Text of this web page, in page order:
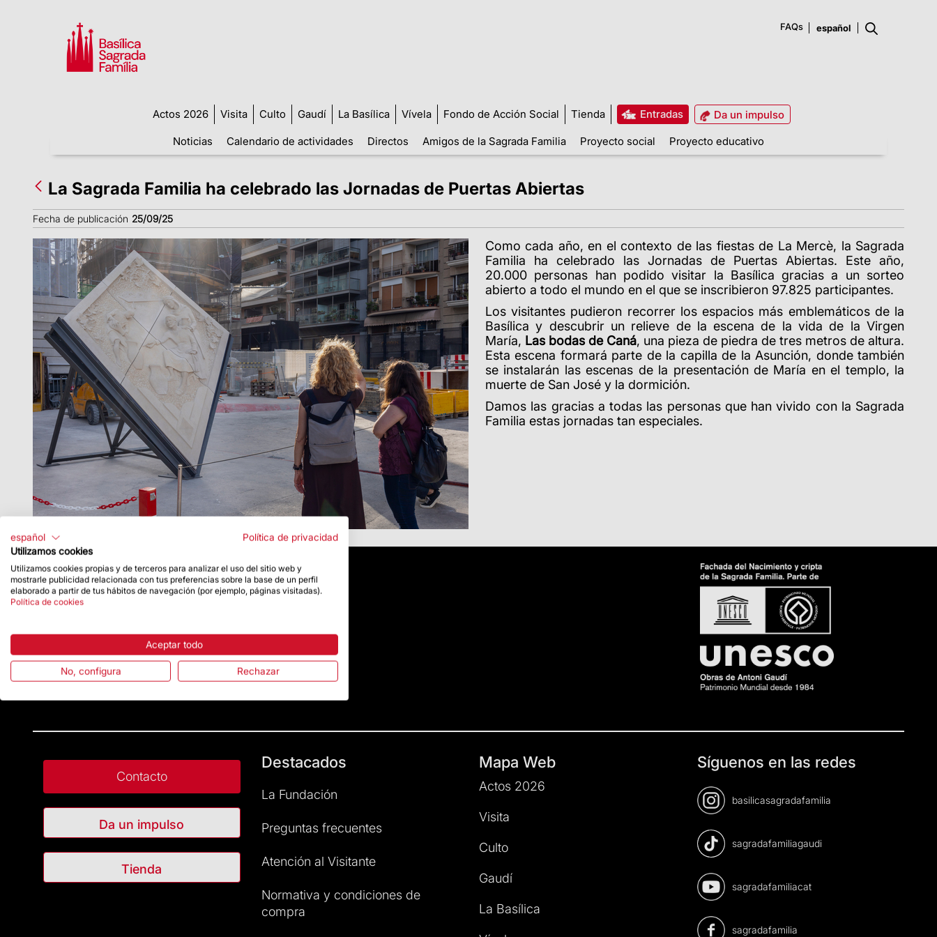
FAQs
Actos 2026 Visita Culto Gaudí La Basílica Vívela Fondo de Acción Social Tienda Entradas
Da un impulso
Noticias
Calendario de actividades Directos Amigos de la Sagrada Familia Proyecto social Proyecto educativo
La Sagrada Familia ha celebrado las Jornadas de Puertas Abiertas
Fecha de publicación 25/09/25
Como cada año, en el contexto de las fiestas de La Mercè, la Sagrada
Familia ha celebrado las Jornadas de Puertas Abiertas. Este año,
20.000 personas han podido visitar la Basílica gracias a un sorteo
abierto a todo el mundo en el que se inscribieron 97.825 participantes.
Los visitantes pudieron recorrer los espacios más emblemáticos de la
Basílica y descubrir un relieve de la escena de la vida de la Virgen
María, Las bodas de Caná, una pieza de piedra de tres metros de altura.
Esta escena formará parte de la capilla de la Asunción, donde también
se instalarán las escenas de la presentación de María en el templo, la
muerte de San José y la dormición.
Damos las gracias a todas las personas que han vivido con la Sagrada
Familia estas jornadas tan especiales.
Contacto
Da un impulso
Tienda
Destacados
La Fundación
Preguntas frecuentes
Atención al Visitante
Normativa y condiciones de
compra
Mapa Web
Actos 2026
Visita
Culto
Gaudí
La Basílica
Síguenos en las redes
basilicasagradafamilia
sagradafamiliagaudi
sagradafamiliacat
sagradafamilia
español
Política de privacidad
Utilizamos cookies
Utilizamos cookies propias y de terceros para analizar el uso del sitio web y
mostrarle publicidad relacionada con tus preferencias sobre la base de un perfil
elaborado a partir de tus hábitos de navegación (por ejemplo, páginas visitadas).
Política de cookies
Aceptar todo
No, configura Rechazar